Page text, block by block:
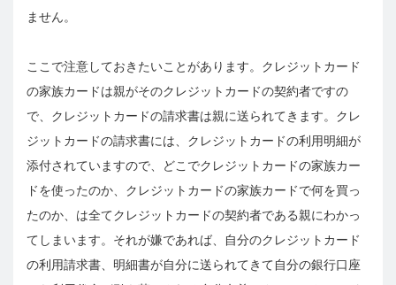
ません。
ここで注意しておきたいことがあります。クレジットカード
の家族カードは親がそのクレジットカードの契約者ですの
で、クレジットカードの請求書は親に送られてきます。クレ
ジットカードの請求書には、クレジットカードの利用明細が
添付されていますので、どこでクレジットカードの家族カー
ドを使ったのか、クレジットカードの家族カードで何を買っ
たのか、は全てクレジットカードの契約者である親にわかっ
てしまいます。それが嫌であれば、自分のクレジットカード
の利用請求書、明細書が自分に送られてきて自分の銀行口座